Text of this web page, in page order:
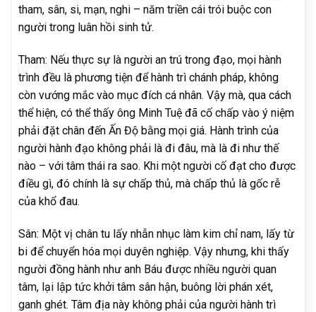
tham, sân, si, mạn, nghi – năm triền cái trói buộc con
người trong luân hồi sinh tử.
Tham: Nếu thực sự là người an trú trong đạo, mọi hành
trình đều là phương tiện để hành trì chánh pháp, không
còn vướng mắc vào mục đích cá nhân. Vậy mà, qua cách
thể hiện, có thể thấy ông Minh Tuệ đã cố chấp vào ý niệm
phải đặt chân đến Ấn Độ bằng mọi giá. Hành trình của
người hành đạo không phải là đi đâu, mà là đi như thế
nào – với tâm thái ra sao. Khi một người cố đạt cho được
điều gì, đó chính là sự chấp thủ, mà chấp thủ là gốc rễ
của khổ đau.
Sân: Một vị chân tu lấy nhẫn nhục làm kim chỉ nam, lấy từ
bi để chuyển hóa mọi duyên nghiệp. Vậy nhưng, khi thấy
người đồng hành như anh Báu được nhiều người quan
tâm, lại lập tức khởi tâm sân hận, buông lời phán xét,
ganh ghét. Tâm địa này không phải của người hành trì